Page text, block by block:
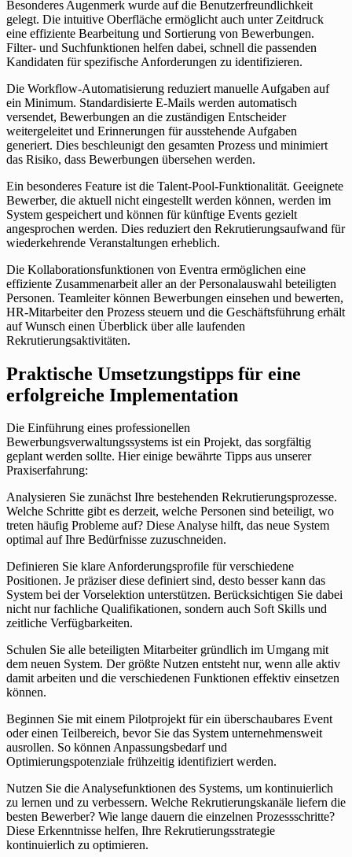
Besonderes Augenmerk wurde auf die Benutzerfreundlichkeit
gelegt. Die intuitive Oberfläche ermöglicht auch unter Zeitdruck
eine effiziente Bearbeitung und Sortierung von Bewerbungen.
Filter- und Suchfunktionen helfen dabei, schnell die passenden
Kandidaten für spezifische Anforderungen zu identifizieren.
Die Workflow-Automatisierung reduziert manuelle Aufgaben auf
ein Minimum. Standardisierte E-Mails werden automatisch
versendet, Bewerbungen an die zuständigen Entscheider
weitergeleitet und Erinnerungen für ausstehende Aufgaben
generiert. Dies beschleunigt den gesamten Prozess und minimiert
das Risiko, dass Bewerbungen übersehen werden.
Ein besonderes Feature ist die Talent-Pool-Funktionalität. Geeignete
Bewerber, die aktuell nicht eingestellt werden können, werden im
System gespeichert und können für künftige Events gezielt
angesprochen werden. Dies reduziert den Rekrutierungsaufwand für
wiederkehrende Veranstaltungen erheblich.
Die Kollaborationsfunktionen von Eventra ermöglichen eine
effiziente Zusammenarbeit aller an der Personalauswahl beteiligten
Personen. Teamleiter können Bewerbungen einsehen und bewerten,
HR-Mitarbeiter den Prozess steuern und die Geschäftsführung erhält
auf Wunsch einen Überblick über alle laufenden
Rekrutierungsaktivitäten.
Praktische Umsetzungstipps für eine
erfolgreiche Implementation
Die Einführung eines professionellen
Bewerbungsverwaltungssystems ist ein Projekt, das sorgfältig
geplant werden sollte. Hier einige bewährte Tipps aus unserer
Praxiserfahrung:
Analysieren Sie zunächst Ihre bestehenden Rekrutierungsprozesse.
Welche Schritte gibt es derzeit, welche Personen sind beteiligt, wo
treten häufig Probleme auf? Diese Analyse hilft, das neue System
optimal auf Ihre Bedürfnisse zuzuschneiden.
Definieren Sie klare Anforderungsprofile für verschiedene
Positionen. Je präziser diese definiert sind, desto besser kann das
System bei der Vorselektion unterstützen. Berücksichtigen Sie dabei
nicht nur fachliche Qualifikationen, sondern auch Soft Skills und
zeitliche Verfügbarkeiten.
Schulen Sie alle beteiligten Mitarbeiter gründlich im Umgang mit
dem neuen System. Der größte Nutzen entsteht nur, wenn alle aktiv
damit arbeiten und die verschiedenen Funktionen effektiv einsetzen
können.
Beginnen Sie mit einem Pilotprojekt für ein überschaubares Event
oder einen Teilbereich, bevor Sie das System unternehmensweit
ausrollen. So können Anpassungsbedarf und
Optimierungspotenziale frühzeitig identifiziert werden.
Nutzen Sie die Analysefunktionen des Systems, um kontinuierlich
zu lernen und zu verbessern. Welche Rekrutierungskanäle liefern die
besten Bewerber? Wie lange dauern die einzelnen Prozessschritte?
Diese Erkenntnisse helfen, Ihre Rekrutierungsstrategie
kontinuierlich zu optimieren.